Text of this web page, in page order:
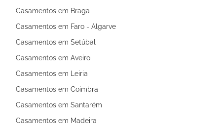
Casamentos em Braga
Casamentos em Faro - Algarve
Casamentos em Setúbal
Casamentos em Aveiro
Casamentos em Leiria
Casamentos em Coimbra
Casamentos em Santarém
Casamentos em Madeira